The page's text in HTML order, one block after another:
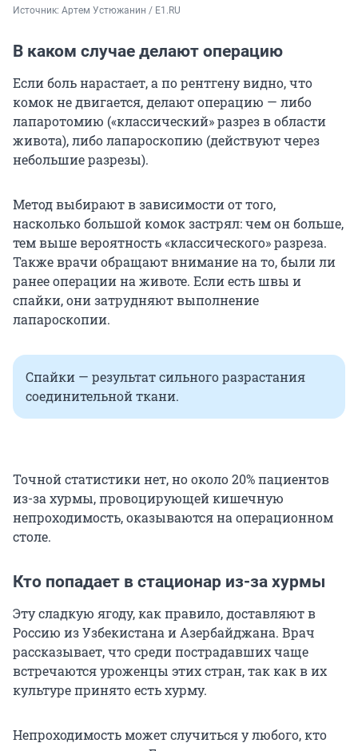
Источник: Артем Устюжанин / E1.RU
В каком случае делают операцию
Если боль нарастает, а по рентгену видно, что
комок не двигается, делают операцию — либо
лапаротомию («классический» разрез в области
живота), либо лапароскопию (действуют через
небольшие разрезы).
Метод выбирают в зависимости от того,
насколько большой комок застрял: чем он больше,
тем выше вероятность «классического» разреза.
Также врачи обращают внимание на то, были ли
ранее операции на животе. Если есть швы и
спайки, они затрудняют выполнение
лапароскопии.
Спайки — результат сильного разрастания
соединительной ткани.
Точной статистики нет, но около 20% пациентов
из-за хурмы, провоцирующей кишечную
непроходимость, оказываются на операционном
столе.
Кто попадает в стационар из-за хурмы
Эту сладкую ягоду, как правило, доставляют в
Россию из Узбекистана и Азербайджана. Врач
рассказывает, что среди пострадавших чаще
встречаются уроженцы этих стран, так как в их
культуре принято есть хурму.
Непроходимость может случиться у любого, кто